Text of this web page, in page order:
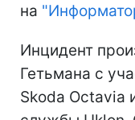
на
Инцидент
Гетьмана с
Skoda Octavia